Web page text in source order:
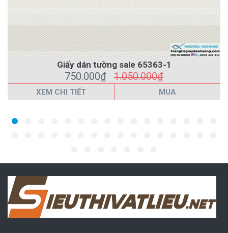
Giấy dán tường sale 65363-1
750.000₫ 1.050.000₫
XEM CHI TIẾT MUA